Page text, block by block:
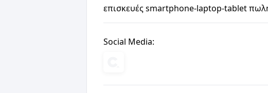
επισκευές smartphone-laptop-tablet
Social Media: